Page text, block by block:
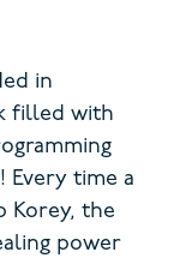
in
filled with
Every time a
Korey, the
power